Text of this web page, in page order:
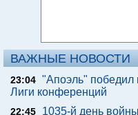
ВАЖНЫЕ НОВОСТИ
23:04 "Апоэль" победил
Лиги конференций
22:45
1035-й день